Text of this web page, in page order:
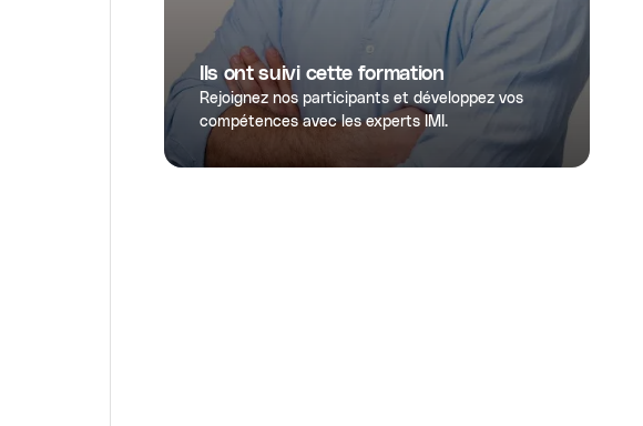
Ils ont suivi cette formation
Rejoignez nos participants et développez vos
compétences avec les experts IMI.